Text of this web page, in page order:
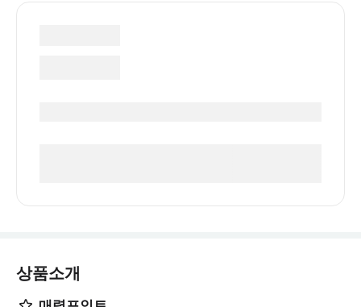
상품소개